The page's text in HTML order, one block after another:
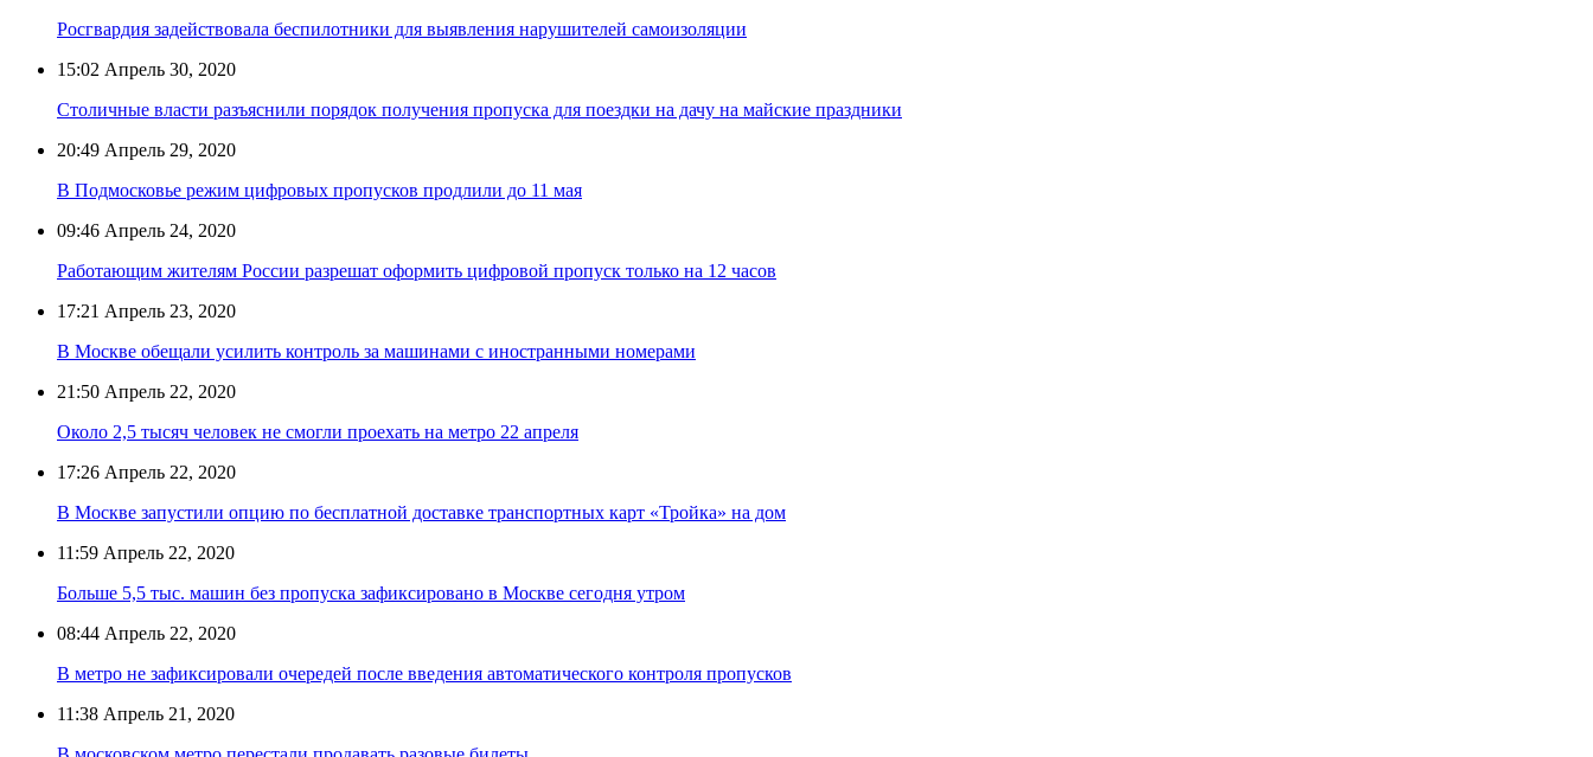
Росгвардия задействовала беспилотники для выявления нарушителей самоизоляции
15:02 Апрель 30, 2020
Столичные власти разъяснили порядок получения пропуска для поездки на дачу на майские праздники
20:49 Апрель 29, 2020
В Подмосковье режим цифровых пропусков продлили до 11 мая
09:46 Апрель 24, 2020
Работающим жителям России разрешат оформить цифровой пропуск только на 12 часов
17:21 Апрель 23, 2020
В Москве обещали усилить контроль за машинами с иностранными номерами
21:50 Апрель 22, 2020
Около 2,5 тысяч человек не смогли проехать на метро 22 апреля
17:26 Апрель 22, 2020
В Москве запустили опцию по бесплатной доставке транспортных карт «Тройка» на дом
11:59 Апрель 22, 2020
Больше 5,5 тыс. машин без пропуска зафиксировано в Москве сегодня утром
08:44 Апрель 22, 2020
В метро не зафиксировали очередей после введения автоматического контроля пропусков
11:38 Апрель 21, 2020